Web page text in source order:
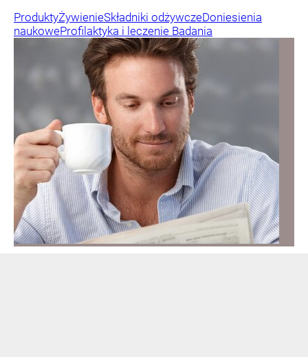
ProduktyŻywienieSkładniki odżywczeDoniesienia
naukoweProfilaktyka i leczenie Badania